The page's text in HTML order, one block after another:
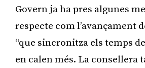
Govern ja ha pres algunes
respecte com l’avançament
“que sincronitza els temps
en calen més. La consellera